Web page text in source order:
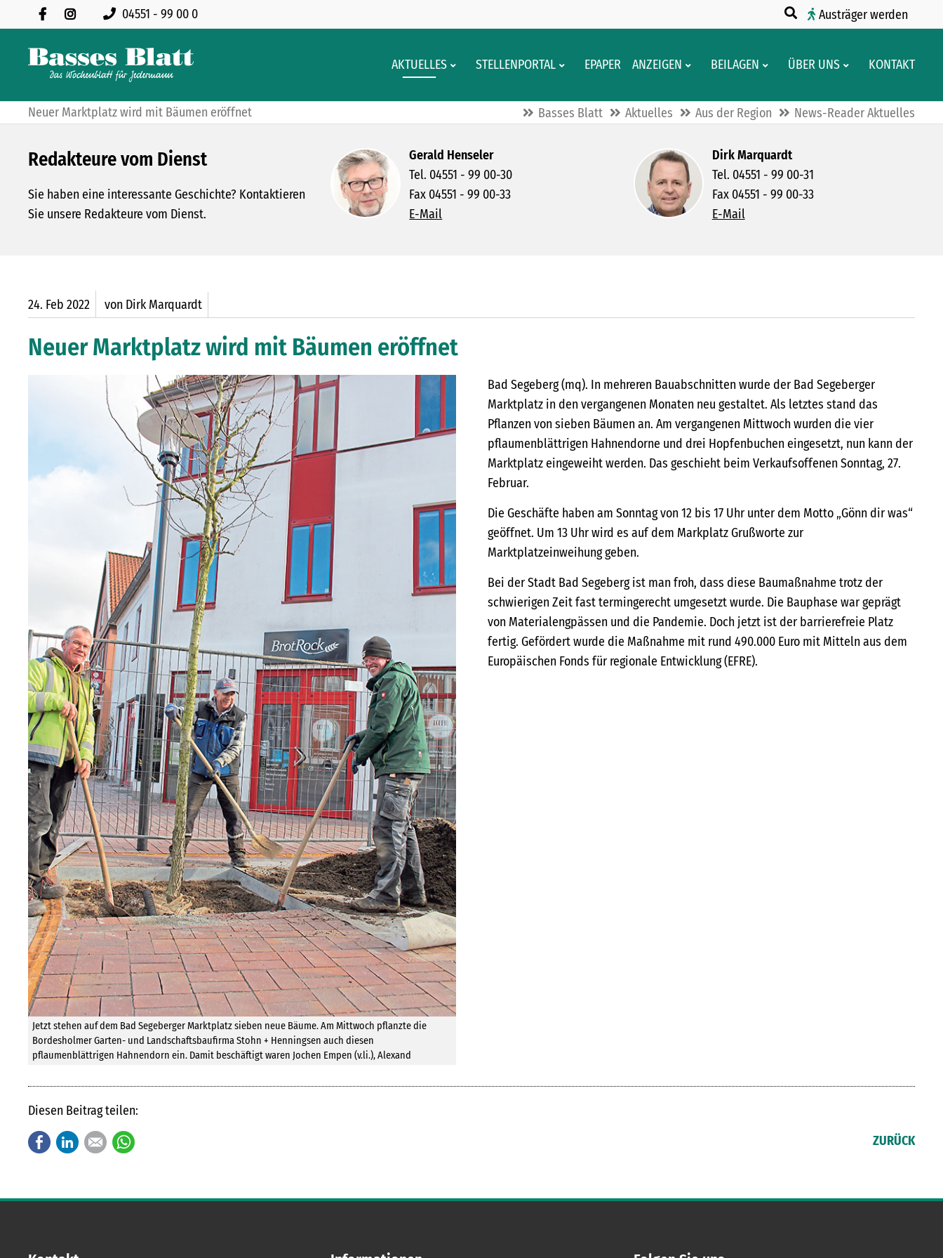
04551 - 99 00 0 Austräger werden
AKTUELLES STELLENPORTAL EPAPER ANZEIGEN BEILAGEN ÜBER UNS KONTAKT
Neuer Marktplatz wird mit Bäumen eröffnet Basses Blatt Aktuelles Aus der Region News-Reader Aktuelles
Redakteure vom Dienst
Sie haben eine interessante Geschichte? Kontaktieren
Sie unsere Redakteure vom Dienst.
Gerald Henseler
Tel. 04551 - 99 00-30
Fax 04551 - 99 00-33
E-Mail
Dirk Marquardt
Tel. 04551 - 99 00-31
Fax 04551 - 99 00-33
E-Mail
24. Feb 2022 von Dirk Marquardt
Neuer Marktplatz wird mit Bäumen eröffnet
Jetzt stehen auf dem Bad Segeberger Marktplatz sieben neue Bäume. Am Mittwoch pflanzte die
Bordesholmer Garten- und Landschaftsbaufirma Stohn + Henningsen auch diesen
pflaumenblättrigen Hahnendorn ein. Damit beschäftigt waren Jochen Empen (v.li.), Alexand
Bad Segeberg (mq). In mehreren Bauabschnitten wurde der Bad Segeberger
Marktplatz in den vergangenen Monaten neu gestaltet. Als letztes stand das
Pflanzen von sieben Bäumen an. Am vergangenen Mittwoch wurden die vier
pflaumenblättrigen Hahnendorne und drei Hopfenbuchen eingesetzt, nun kann der
Marktplatz eingeweiht werden. Das geschieht beim Verkaufsoffenen Sonntag, 27.
Februar.
Die Geschäfte haben am Sonntag von 12 bis 17 Uhr unter dem Motto „Gönn dir was“
geöffnet. Um 13 Uhr wird es auf dem Markplatz Grußworte zur
Marktplatzeinweihung geben.
Bei der Stadt Bad Segeberg ist man froh, dass diese Baumaßnahme trotz der
schwierigen Zeit fast termingerecht umgesetzt wurde. Die Bauphase war geprägt
von Materialengpässen und die Pandemie. Doch jetzt ist der barrierefreie Platz
fertig. Gefördert wurde die Maßnahme mit rund 490.000 Euro mit Mitteln aus dem
Europäischen Fonds für regionale Entwicklung (EFRE).
Diesen Beitrag teilen:
FacebookLinkedInE-mail ZURÜCK